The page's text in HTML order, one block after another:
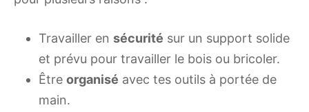
Travailler en sécurité sur un support solide
et prévu pour travailler le bois ou bricoler.
Être organisé avec tes outils à portée de
main.